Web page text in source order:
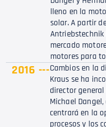
lleno en la
solar. A partir
mercado
motores para
2016 ---Cambios en la
Kraus se ha
director
Michael
centrará en la
procesos y los